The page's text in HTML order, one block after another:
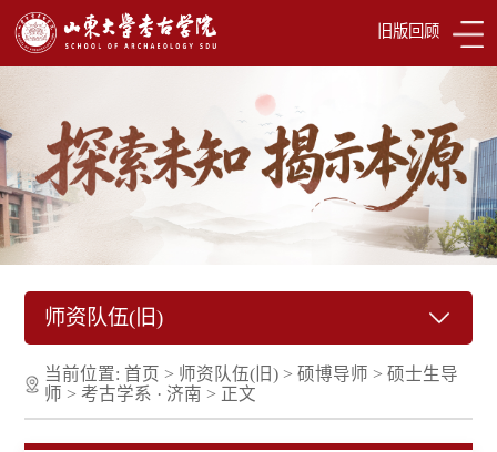
旧版回顾
师资队伍(旧)
当前位置:首页 > 师资队伍(旧) >硕博导师 >硕士生导
师 >考古学系 · 济南 > 正文